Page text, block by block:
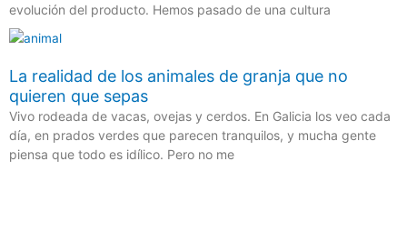
evolución del producto. Hemos pasado de una cultura
La realidad de los animales de granja que no
quieren que sepas
Vivo rodeada de vacas, ovejas y cerdos. En Galicia los veo cada
día, en prados verdes que parecen tranquilos, y mucha gente
piensa que todo es idílico. Pero no me